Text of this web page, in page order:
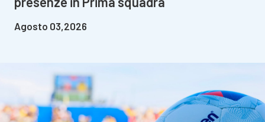
Agosto 03,2026